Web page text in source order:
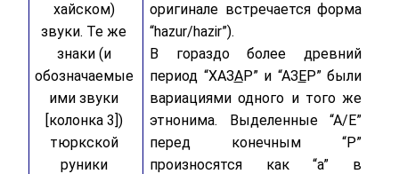
оригинале встречается форма
“hazur/hazir”).
В гораздо более древний
период “ХАЗАР” и “АЗЕР” были
вариациями одного и того же
этнонима. Выделенные “А/Е”
перед конечным “Р”
произносятся как “а” в
хайском)
звуки. Те же
знаки (и
обозначаемые
ими звуки
[колонка 3])
тюркской
руники